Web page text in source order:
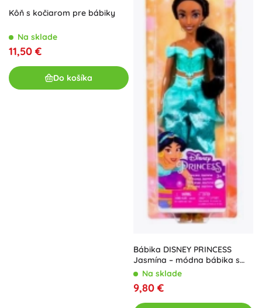
Kôň s kočiarom pre bábiky
Na sklade
11,50 €
Do košíka
Bábika DISNEY PRINCESS
Jasmína – módna bábika s
doplnkami
Na sklade
9,80 €